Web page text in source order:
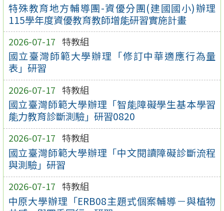
特殊教育地方輔導團-資優分團(建國國小)辦理
115學年度資優教育教師增能研習實施計畫
2026-07-17 特教組
國立臺灣師範大學辦理「修訂中華適應行為量
表」研習
2026-07-17 特教組
國立臺灣師範大學辦理「智能障礙學生基本學習
能力教育診斷測驗」研習0820
2026-07-17 特教組
國立臺灣師範大學辦理「中文閱讀障礙診斷流程
與測驗」研習
2026-07-17 特教組
中原大學辦理「ERB08主題式個案輔導－與植物